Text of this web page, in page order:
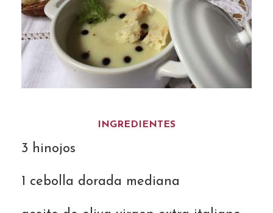
INGREDIENTES
3 hinojos
1 cebolla dorada mediana